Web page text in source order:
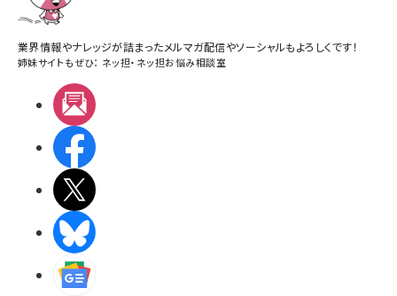
業界情報やナレッジが詰まったメルマガ配信やソーシャルもよろしくです！
姉妹サイトもぜひ： ネッ担・ ネッ担お悩み相談室